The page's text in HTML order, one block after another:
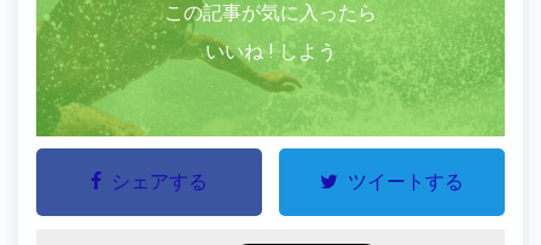
この記事が気に入ったら
いいね ! しよう
シェアする ツイートする